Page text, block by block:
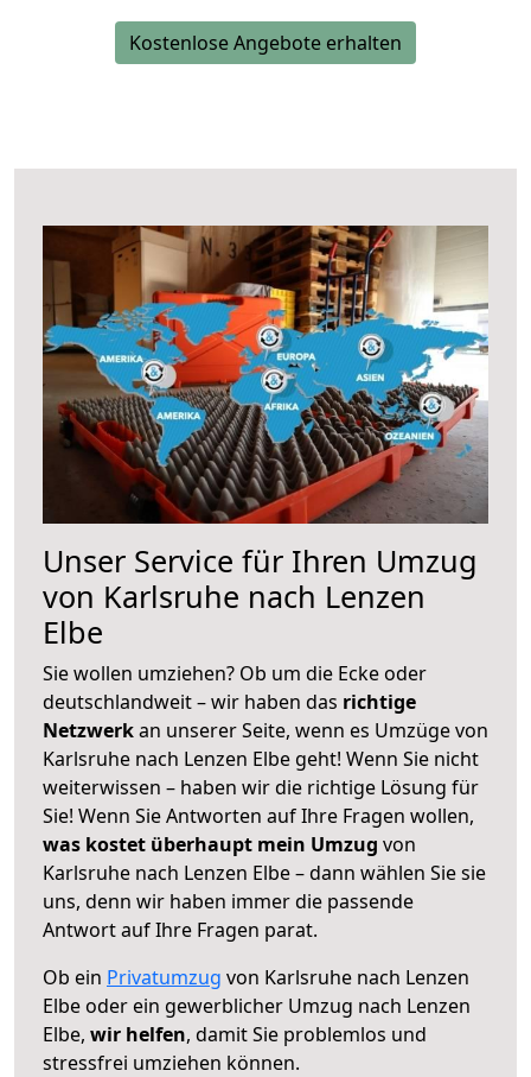
Kostenlose Angebote erhalten
Unser Service für Ihren Umzug
von Karlsruhe nach Lenzen
Elbe
Sie wollen umziehen? Ob um die Ecke oder
deutschlandweit – wir haben das richtige
Netzwerkan unserer Seite, wenn es Umzüge von
Karlsruhe nach Lenzen Elbe geht! Wenn Sie nicht
weiterwissen – haben wir die richtige Lösung für
Sie! Wenn Sie Antworten auf Ihre Fragen wollen,
was kostet überhaupt mein Umzug von
Karlsruhe nach Lenzen Elbe – dann wählen Sie sie
uns, denn wir haben immer die passende
Antwort auf Ihre Fragen parat.
Ob ein Privatumzug von Karlsruhe nach Lenzen
Elbe oder ein gewerblicher Umzug nach Lenzen
Elbe, wir helfen, damit Sie problemlos und
stressfrei umziehen können.